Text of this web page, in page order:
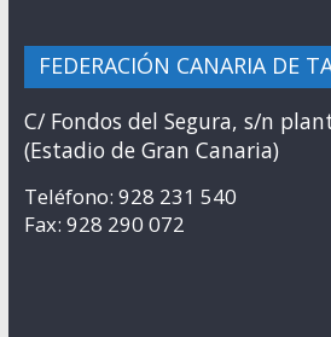
FEDERACIÓN CANARIA DE
C/ Fondos del Segura, s/n
(Estadio de Gran Canaria)
Teléfono: 928 231 540
Fax: 928 290 072